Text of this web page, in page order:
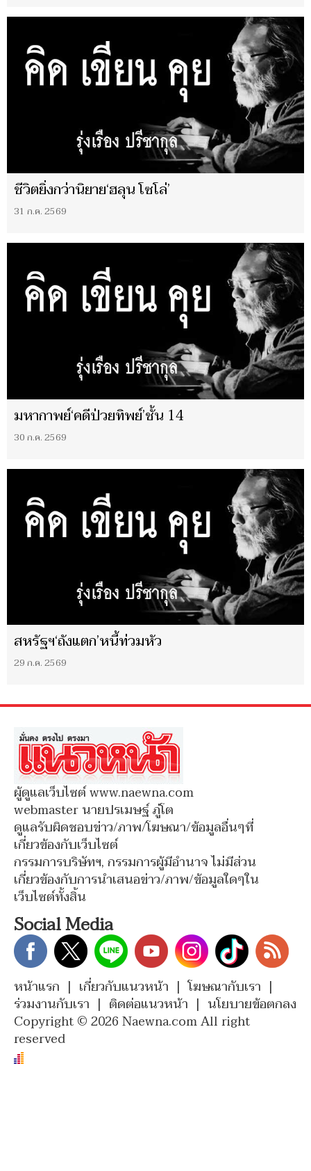
ชีวิตยิ่งกว่านิยาย‘ฮลุน โซโล่’
31 ก.ค. 2569
มหากาพย์‘คดีป่วยทิพย์’ชั้น 14
30 ก.ค. 2569
สหรัฐฯ‘ถังแตก’หนี้ท่วมหัว
29 ก.ค. 2569
ผู้ดูแลเว็บไซต์ www.naewna.com
webmaster นายปรเมษฐ์ ภู่โต
ดูแลรับผิดชอบข่าว/ภาพ/โฆษณา/ข้อมูลอื่นๆที่
เกี่ยวข้องกับเว็บไซต์
กรรมการบริษัทฯ, กรรมการผู้มีอำนาจ ไม่มีส่วน
เกี่ยวข้องกับการนำเสนอข่าว/ภาพ/ข้อมูลใดๆใน
เว็บไซต์ทั้งสิ้น
Social Media
หน้าแรก | เกี่ยวกับแนวหน้า | โฆษณากับเรา |
ร่วมงานกับเรา | ติดต่อแนวหน้า | นโยบายข้อตกลง
Copyright © 2026 Naewna.com All right
reserved